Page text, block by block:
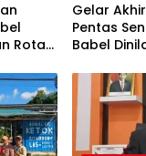
Rotasi
‎Gelar
Pentas
Babel